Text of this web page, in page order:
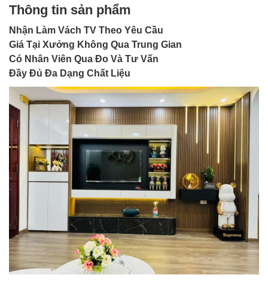
Thông tin sản phẩm
Nhận Làm Vách TV Theo Yêu Cầu
Giá Tại Xưởng Không Qua Trung Gian
Có Nhân Viên Qua Đo Và Tư Vấn
Đầy Đủ Đa Dạng Chất Liệu